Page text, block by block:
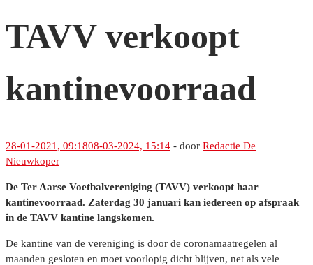
TAVV verkoopt
kantinevoorraad
28-01-2021, 09:1808-03-2024, 15:14 - door Redactie De
Nieuwkoper
De Ter Aarse Voetbalvereniging (TAVV) verkoopt haar
kantinevoorraad. Zaterdag 30 januari kan iedereen op afspraak
in de TAVV kantine langskomen.
De kantine van de vereniging is door de coronamaatregelen al
maanden gesloten en moet voorlopig dicht blijven, net als vele